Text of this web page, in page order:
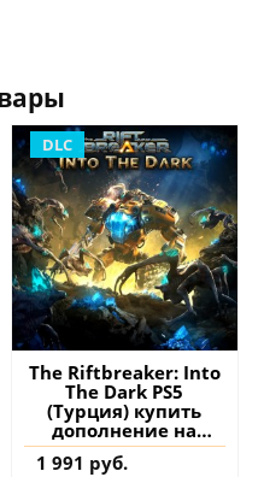
DLC
The Riftbreaker: Into
The Dark PS5
(Турция) купить
дополнение на
аккаунт
1 991 руб.